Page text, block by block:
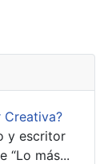
Creativa?
y escritor
“Lo más...